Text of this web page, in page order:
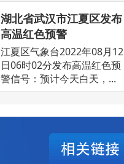
湖北省武汉市江夏区发布
高温红色预警
江夏区气象台2022年08月12
日06时02分发布高温红色预
警信号：预计今天白天，...